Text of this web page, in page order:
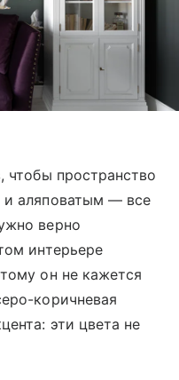
чтобы пространство
и аляповатым — все
верно
интерьере
он не кажется
коричневая
эти цвета не